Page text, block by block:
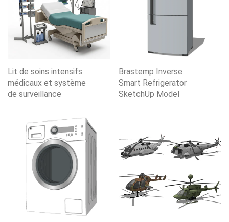
Lit de soins intensifs
médicaux et système
de surveillance
Brastemp Inverse
Smart Refrigerator
SketchUp Model